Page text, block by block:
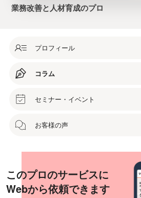
業務改善と人材育成のプロ
プロフィール
コラム
セミナー・イベント
お客様の声
このプロのサービスに
Webから依頼できます